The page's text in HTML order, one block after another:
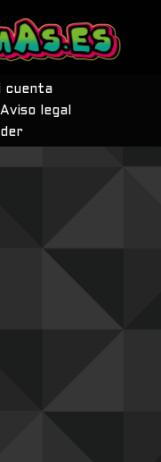
cuenta
Aviso legal